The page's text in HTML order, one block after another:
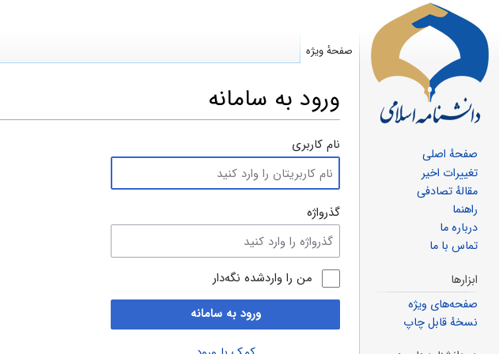
ورود به سامانه
پرش
ناوبری
پرش
جستجو
نام کاربری
گذرواژه
من را واردشده نگه‌دار
ورود به سامانه
صفحهٔ ویژه
صفحهٔ اصلی
تغییرات اخیر
مقالهٔ تصادفی
راهنما
درباره ما
تماس با ما
ابزارها
صفحه‌های ویژه
نسخهٔ قابل چاپ